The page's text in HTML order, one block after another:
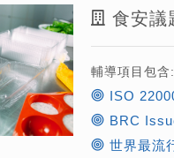
食安議
輔導項目包含:
ISO
BRC
世界最流